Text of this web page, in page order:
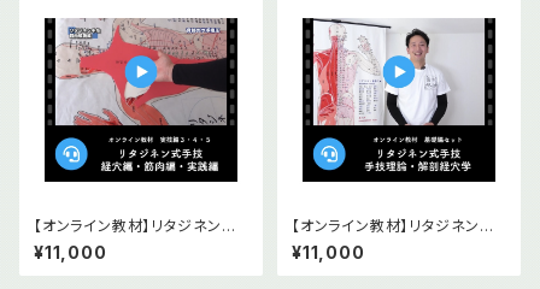
【オンライン教材】リタジネン指
圧 経穴編・筋肉編・実践編
¥11,000
【オンライン教材】リタジネン指
圧 手技理論 解剖経穴学基礎2
本セット
¥11,000